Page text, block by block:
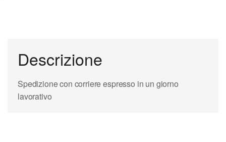
Descrizione
Spedizione con corriere espresso in un giorno
lavorativo